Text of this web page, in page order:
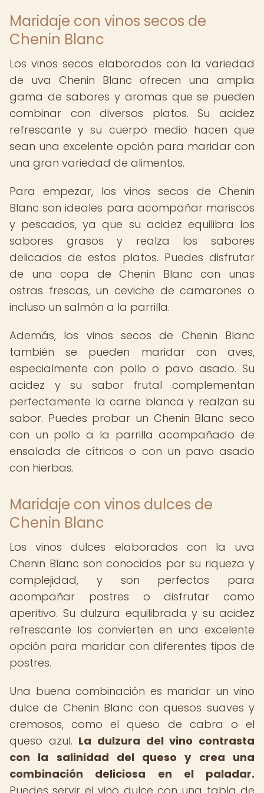
Maridaje con vinos secos de
Chenin Blanc
Los vinos secos elaborados con la variedad
de uva Chenin Blanc ofrecen una amplia
gama de sabores y aromas que se pueden
combinar con diversos platos. Su acidez
refrescante y su cuerpo medio hacen que
sean una excelente opción para maridar con
una gran variedad de alimentos.
Para empezar, los vinos secos de Chenin
Blanc son ideales para acompañar mariscos
y pescados, ya que su acidez equilibra los
sabores grasos y realza los sabores
delicados de estos platos. Puedes disfrutar
de una copa de Chenin Blanc con unas
ostras frescas, un ceviche de camarones o
incluso un salmón a la parrilla.
Además, los vinos secos de Chenin Blanc
también se pueden maridar con aves,
especialmente con pollo o pavo asado. Su
acidez y su sabor frutal complementan
perfectamente la carne blanca y realzan su
sabor. Puedes probar un Chenin Blanc seco
con un pollo a la parrilla acompañado de
ensalada de cítricos o con un pavo asado
con hierbas.
Maridaje con vinos dulces de
Chenin Blanc
Los vinos dulces elaborados con la uva
Chenin Blanc son conocidos por su riqueza y
complejidad, y son perfectos para
acompañar postres o disfrutar como
aperitivo. Su dulzura equilibrada y su acidez
refrescante los convierten en una excelente
opción para maridar con diferentes tipos de
postres.
Una buena combinación es maridar un vino
dulce de Chenin Blanc con quesos suaves y
cremosos, como el queso de cabra o el
queso azul. La dulzura del vino contrasta
con la salinidad del queso y crea una
combinación deliciosa en el paladar.